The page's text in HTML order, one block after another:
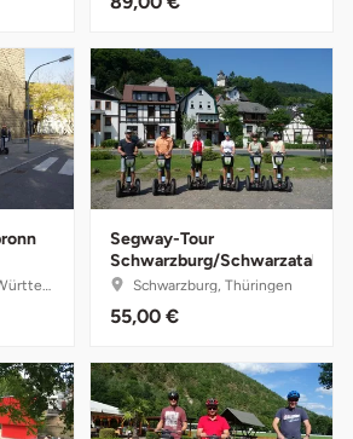
Segway-Tour
Schwarzburg/Schwarzatal
Schwarzburg, Thüringen
55,00 €